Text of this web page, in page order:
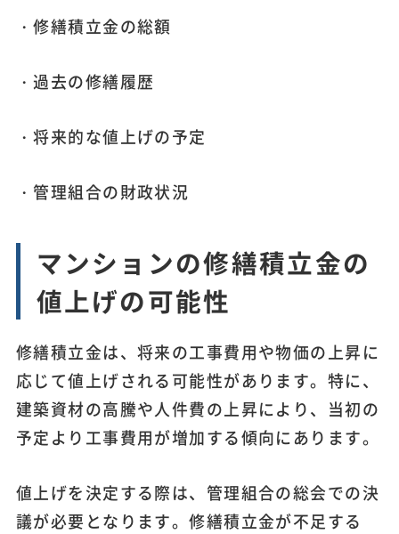
・修繕積立金の総額
・過去の修繕履歴
・将来的な値上げの予定
・管理組合の財政状況
マンションの修繕積立金の
値上げの可能性
修繕積立金は、将来の工事費用や物価の上昇に
応じて値上げされる可能性があります。特に、
建築資材の高騰や人件費の上昇により、当初の
予定より工事費用が増加する傾向にあります。
値上げを決定する際は、管理組合の総会での決
議が必要となります。修繕積立金が不足する